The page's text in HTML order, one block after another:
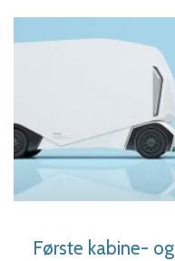
Første kabine-